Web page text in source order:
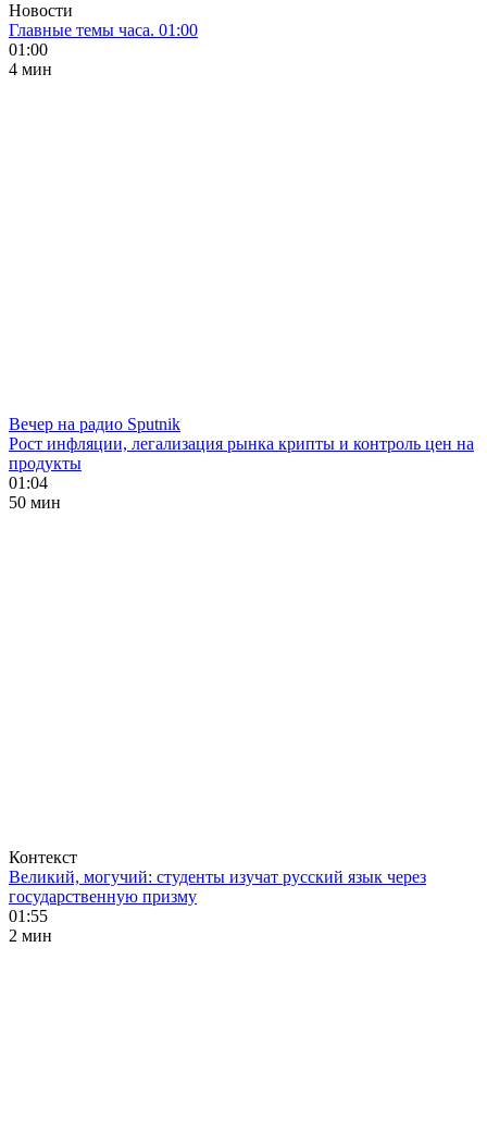
Новости
Главные темы часа. 01:00
01:00
4 мин
Вечер на радио Sputnik
Рост инфляции, легализация рынка крипты и контроль цен на
продукты
01:04
50 мин
Контекст
Великий, могучий: студенты изучат русский язык через
государственную призму
01:55
2 мин